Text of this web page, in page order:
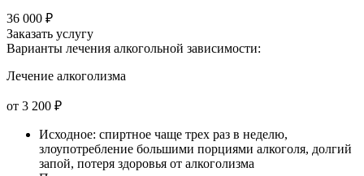
36 000 ₽
Заказать услугу
Варианты лечения алкогольной зависимости:
Лечение алкоголизма
от 3 200 ₽
Исходное: спиртное чаще трех раз в неделю,
злоупотребление большими порциями алкоголя, долгий
запой, потеря здоровья от алкоголизма